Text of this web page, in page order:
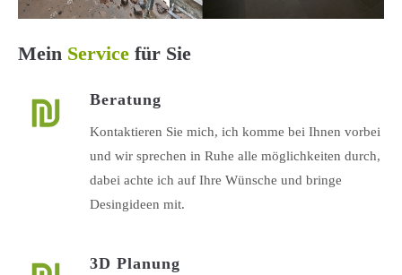
About us
Lorem ipsum dolor sit amet, consectetuer adipiscing elit.
sociis natoque penatibus et magnis dis parturient montes,
nascetur ridiculus mus. Donec quam felis, ultricies nec.
Mein Service für Sie
Beratung
Kontaktieren Sie mich, ich komme bei Ihnen vorbei
und wir sprechen in Ruhe alle möglichkeiten durch,
dabei achte ich auf Ihre Wünsche und bringe
Desingideen mit.
3D Planung